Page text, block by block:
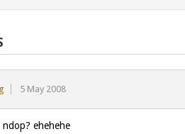
5 May 2008
ndop? ehehehe